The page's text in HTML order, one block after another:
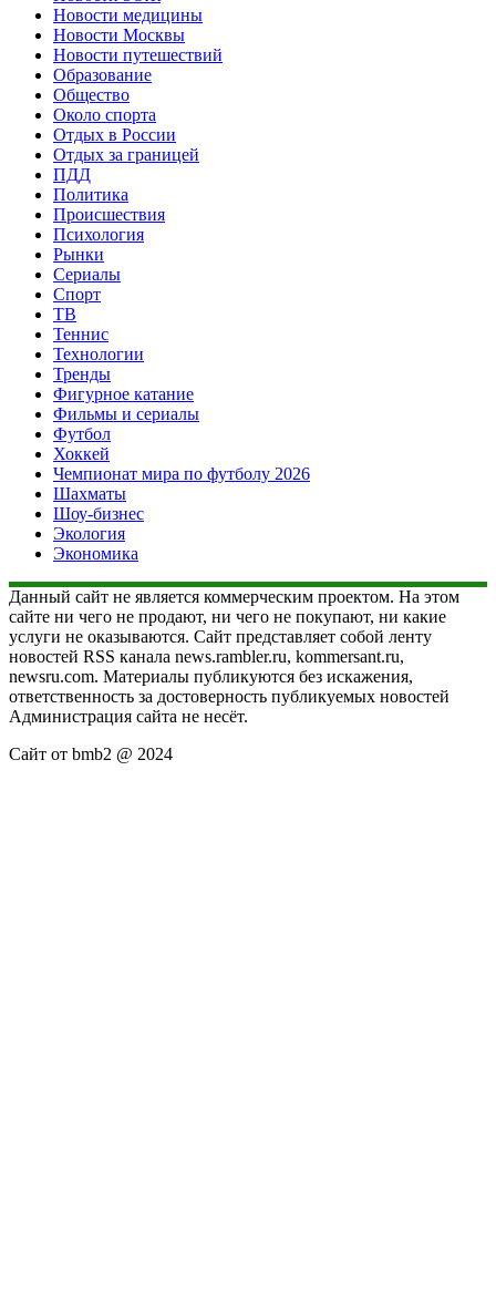
Новости медицины
Новости Москвы
Новости путешествий
Образование
Общество
Около спорта
Отдых в России
Отдых за границей
ПДД
Политика
Происшествия
Психология
Рынки
Сериалы
Спорт
ТВ
Теннис
Технологии
Тренды
Фигурное катание
Фильмы и сериалы
Футбол
Хоккей
Чемпионат мира по футболу 2026
Шахматы
Шоу-бизнес
Экология
Экономика
Данный сайт не является коммерческим проектом. На этом
сайте ни чего не продают, ни чего не покупают, ни какие
услуги не оказываются. Сайт представляет собой ленту
новостей RSS канала news.rambler.ru, kommersant.ru,
newsru.com. Материалы публикуются без искажения,
ответственность за достоверность публикуемых новостей
Администрация сайта не несёт.
Сайт от bmb2 @ 2024